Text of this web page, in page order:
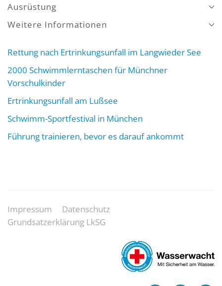
Ausrüstung
Weitere Informationen
Rettung nach Ertrinkungsunfall im Langwieder See
2000 Schwimmlerntaschen für Münchner
Vorschulkinder
Ertrinkungsunfall am Lußsee
Schwimm-Sportfestival in München
Führung trainieren, bevor es darauf ankommt
Impressum
Datenschutz
Grundsatzerklärung LkSG